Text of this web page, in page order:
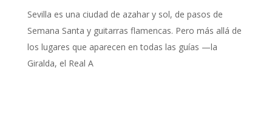
Sevilla es una ciudad de azahar y sol, de pasos de
Semana Santa y guitarras flamencas. Pero más allá de
los lugares que aparecen en todas las guías —la
Giralda, el Real A